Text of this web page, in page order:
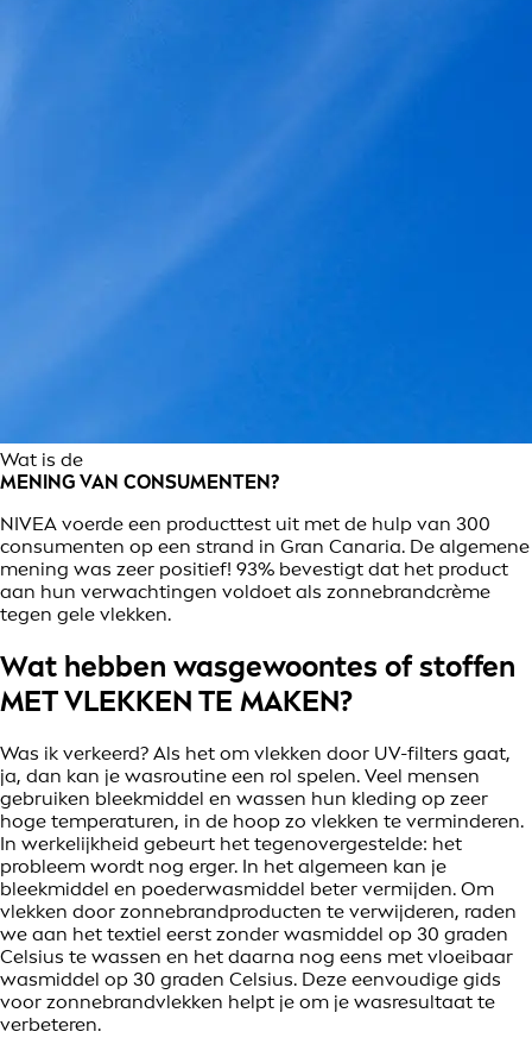
Wat is de
MENING VAN CONSUMENTEN?
NIVEA voerde een producttest uit met de hulp van 300
consumenten op een strand in Gran Canaria. De algemene
mening was zeer positief! 93% bevestigt dat het product
aan hun verwachtingen voldoet als zonnebrandcrème
tegen gele vlekken.
Wat hebben wasgewoontes of stoffen
MET VLEKKEN TE MAKEN?
Was ik verkeerd? Als het om vlekken door UV-filters gaat,
ja, dan kan je wasroutine een rol spelen. Veel mensen
gebruiken bleekmiddel en wassen hun kleding op zeer
hoge temperaturen, in de hoop zo vlekken te verminderen.
In werkelijkheid gebeurt het tegenovergestelde: het
probleem wordt nog erger. In het algemeen kan je
bleekmiddel en poederwasmiddel beter vermijden. Om
vlekken door zonnebrandproducten te verwijderen, raden
we aan het textiel eerst zonder wasmiddel op 30 graden
Celsius te wassen en het daarna nog eens met vloeibaar
wasmiddel op 30 graden Celsius. Deze eenvoudige gids
voor zonnebrandvlekken helpt je om je wasresultaat te
verbeteren.